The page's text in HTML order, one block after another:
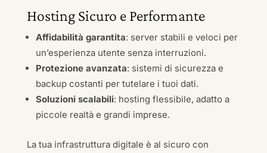
Hosting Sicuro e Performante
Affidabilità garantita: server stabili e veloci per
un’esperienza utente senza interruzioni.
Protezione avanzata: sistemi di sicurezza e
backup costanti per tutelare i tuoi dati.
Soluzioni scalabili: hosting flessibile, adatto a
piccole realtà e grandi imprese.
La tua infrastruttura digitale è al sicuro con